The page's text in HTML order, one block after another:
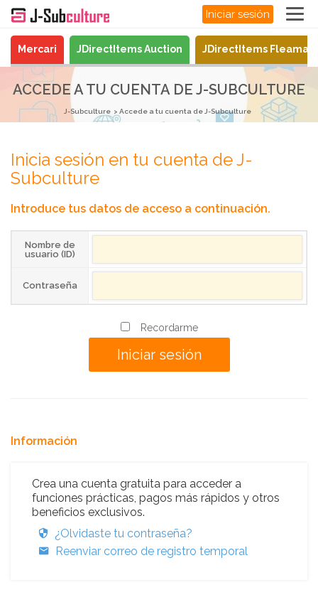
Iniciar sesión
Mercari JDirectItems Auction JDirectItems
ACCEDE A TU CUENTA DE J-SUBCULTURE
J-Subculture Accede a tu cuenta de J-Subculture
Inicia sesión en tu cuenta de J-
Subculture
Introduce tus datos de acceso a continuación.
Nombre de
usuario (ID)
Contraseña
Recordarme
Información
Crea una cuenta gratuita para acceder a
funciones prácticas, pagos más rápidos y otros
beneficios exclusivos.
¿Olvidaste tu contraseña?
Reenviar correo de registro temporal